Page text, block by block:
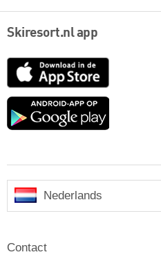
Skiresort.nl app
App
Google
Nederlands
Contact